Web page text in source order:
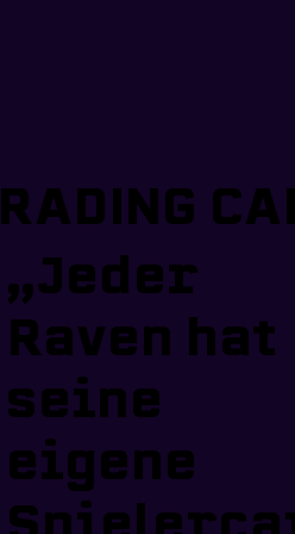
„Jeder
Raven hat
seine
eigene